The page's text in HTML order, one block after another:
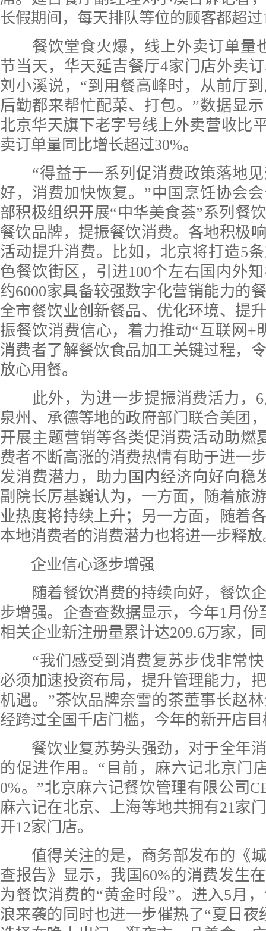
长假期间，每天排队等位的顾客都超过
餐饮堂食火爆，线上外卖订单量
节当天，华天延吉餐厅4家门店外卖
刘小溪说，“到用餐高峰时，从前厅
后勤都来帮忙配菜、打包。”数据显
北京华天旗下老字号线上外卖营收比
卖订单量同比增长超过30%。
“得益于一系列促消费政策落地见
好，消费加快恢复。”中国烹饪协会
部积极组织开展“中华美食荟”系列餐
餐饮品牌，提振餐饮消费。各地积极
活动提升消费。比如，北京将打造5
色餐饮街区，引进100个左右国内外
约6000家具备较强数字化营销能力的
全市餐饮业创新餐品、优化环境、提
振餐饮消费信心，着力推动“互联网+
消费者了解餐饮食品加工关键过程，
放心用餐。
此外，为进一步提振消费活力，6
泉州、承德等地的政府部门联合美团
开展主题营销等各类促消费活动助燃
费者不断高涨的消费热情有助于进一
发消费潜力，助力国内经济向好向稳
副院长厉基巍认为，一方面，随着旅
业热度将持续上升；另一方面，随着
本地消费者的消费潜力也将进一步释放
企业信心逐步增强
随着餐饮消费的持续向好，餐饮企
步增强。企查查数据显示，今年1月份
相关企业新注册量累计达209.6万家，
“我们感受到消费复苏步伐非常快
必须加速投资布局，提升管理能力，
机遇。”茶饮品牌奈雪的茶董事长赵
经跨过全国千店门槛，今年的新开店目
餐饮业复苏势头强劲，对于全年消
的促进作用。“目前，麻六记北京门
0%。”北京麻六记餐饮管理有限公司
麻六记在北京、上海等地共拥有21家
开12家门店。
值得关注的是，商务部发布的《城
查报告》显示，我国60%的消费发生
为餐饮消费的“黄金时段”。进入5月
浪来袭的同时也进一步催热了“夏日夜